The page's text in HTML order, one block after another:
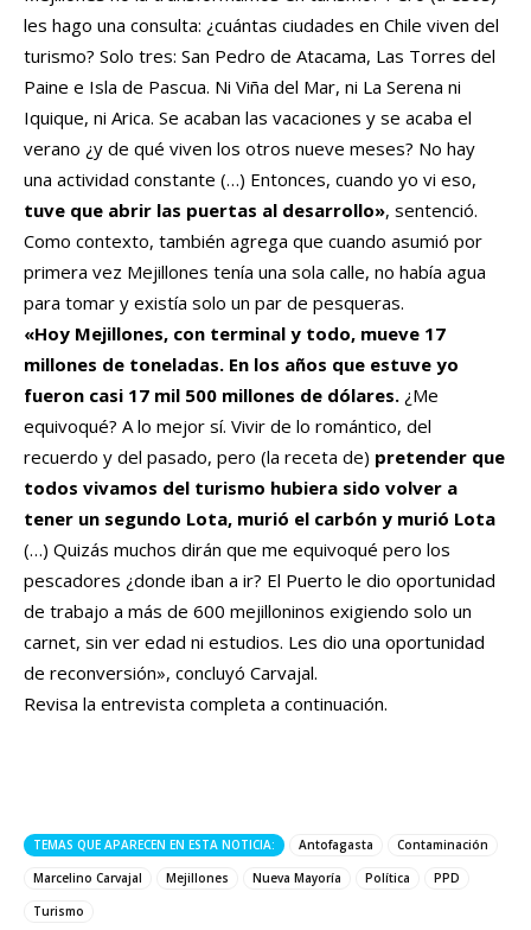
les hago una consulta: ¿cuántas ciudades en Chile viven del
turismo? Solo tres: San Pedro de Atacama, Las Torres del
Paine e Isla de Pascua. Ni Viña del Mar, ni La Serena ni
Iquique, ni Arica. Se acaban las vacaciones y se acaba el
verano ¿y de qué viven los otros nueve meses? No hay
una actividad constante (…) Entonces, cuando yo vi eso,
tuve que abrir las puertas al desarrollo», sentenció.
Como contexto, también agrega que cuando asumió por
primera vez Mejillones tenía una sola calle, no había agua
para tomar y existía solo un par de pesqueras.
«Hoy Mejillones, con terminal y todo, mueve 17
millones de toneladas. En los años que estuve yo
fueron casi 17 mil 500 millones de dólares. ¿Me
equivoqué? A lo mejor sí. Vivir de lo romántico, del
recuerdo y del pasado, pero (la receta de) pretender que
todos vivamos del turismo hubiera sido volver a
tener un segundo Lota, murió el carbón y murió Lota
(…) Quizás muchos dirán que me equivoqué pero los
pescadores ¿donde iban a ir? El Puerto le dio oportunidad
de trabajo a más de 600 mejilloninos exigiendo solo un
carnet, sin ver edad ni estudios. Les dio una oportunidad
de reconversión», concluyó Carvajal.
Revisa la entrevista completa a continuación.
TEMAS QUE APARECEN EN ESTA NOTICIA: Antofagasta
Contaminación
Marcelino Carvajal
Mejillones Nueva Mayoría Política
PPD
Turismo